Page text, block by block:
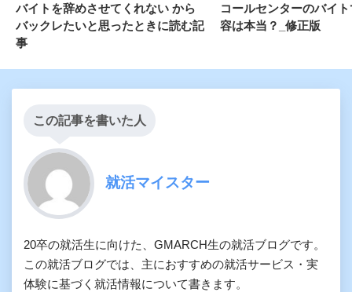
バイトを辞めさせてくれない から
バックレたいと思ったときに読む記
事
コールセンターのバイ
容は本当？_修正版
この記事を書いた人
就活マイスター
20卒の就活生に向けた、GMARCH生の就活ブログです。
この就活ブログでは、主におすすめの就活サービス・実
体験に基づく就活情報について書きます。